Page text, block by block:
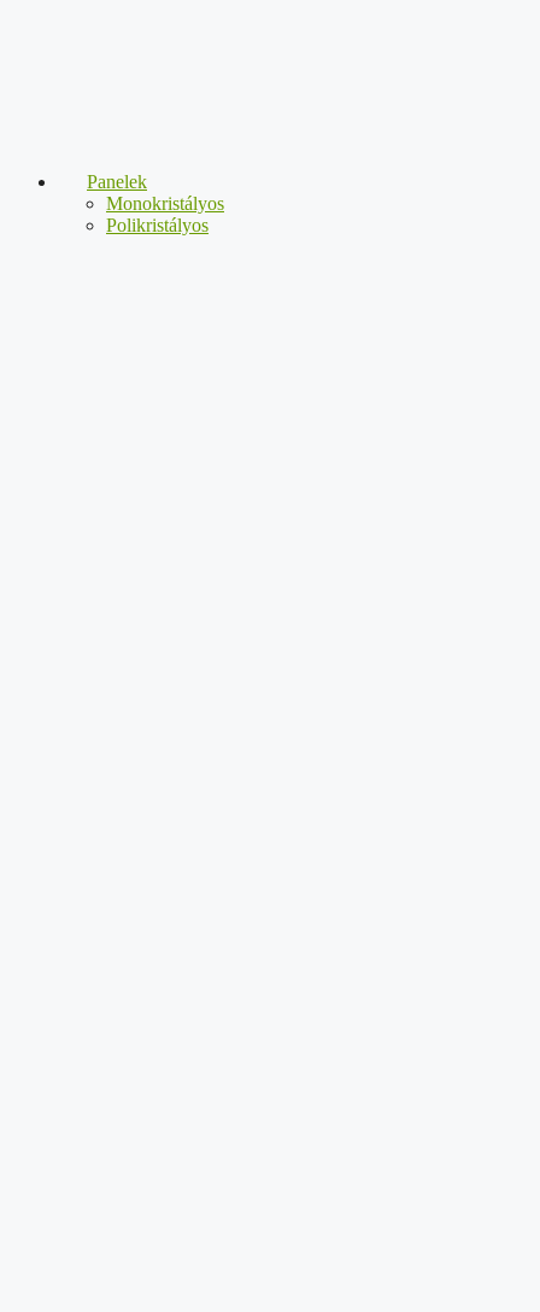
Panelek
Monokristályos
Polikristályos